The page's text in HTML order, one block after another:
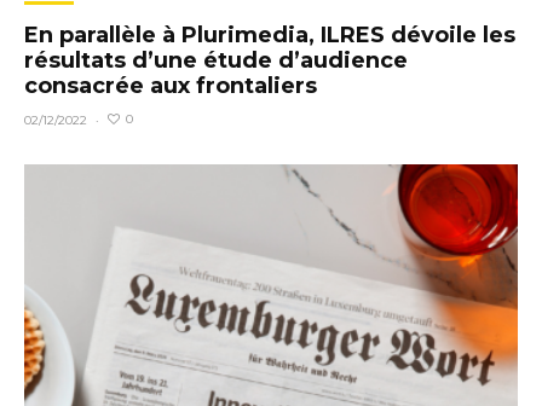
En parallèle à Plurimedia, ILRES dévoile les
résultats d’une étude d’audience
consacrée aux frontaliers
02/12/2022 · 0